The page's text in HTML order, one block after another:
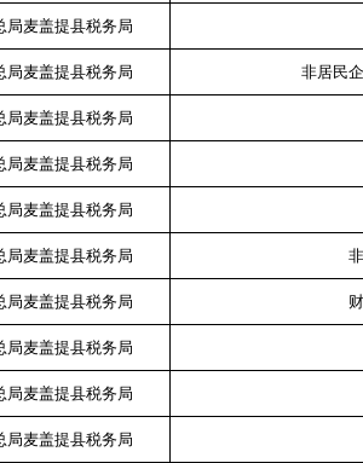
局麦盖提县税务局
局麦盖提县税务局 非居民
局麦盖提县税务局
局麦盖提县税务局
局麦盖提县税务局
局麦盖提县税务局
局麦盖提县税务局
局麦盖提县税务局
局麦盖提县税务局
局麦盖提县税务局